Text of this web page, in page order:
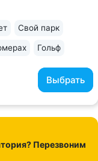
выход
Выбрать
Свой парк
Гольф
Перезвоним